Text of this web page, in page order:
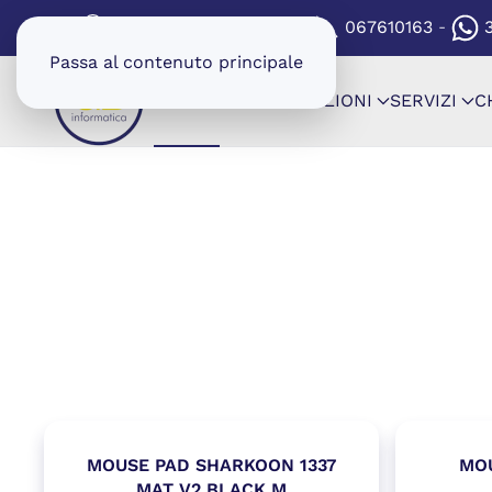
Passa al contenuto principale
(SI APRE IN UNA
067610163 -
CONFIGURAZIONI SERVIZI
MOUSE PAD SHARKOON 1337